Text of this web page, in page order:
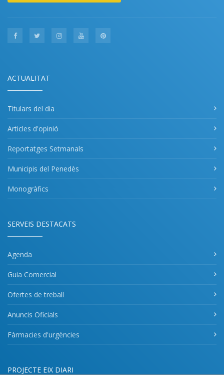
ACTUALITAT
Titulars del dia
Articles d'opinió
Reportatges Setmanals
Municipis del Penedès
Monogràfics
SERVEIS DESTACATS
Agenda
Guia Comercial
Ofertes de treball
Anuncis Oficials
Fàrmacies d'urgències
PROJECTE EIX DIARI